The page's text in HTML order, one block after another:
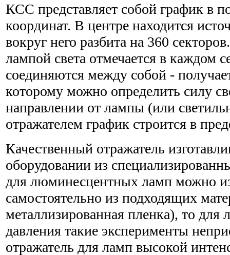
КСС представляет собой график в
координат. В центре находится
вокруг него разбита на 360
лампой света отмечается в каждом
соединяются между собой -
которому можно определить силу
направлении от лампы (или
отражателем график строится в
Качественный отражатель
оборудовании из
для люминесцентных ламп можно
самостоятельно из подходящих
металлизированная пленка), то для
давления такие эксперименты
отражатель для ламп высокой